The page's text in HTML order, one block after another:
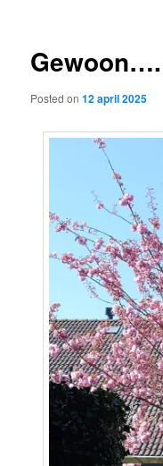
content
Gewoon….
Posted on12 april 2025